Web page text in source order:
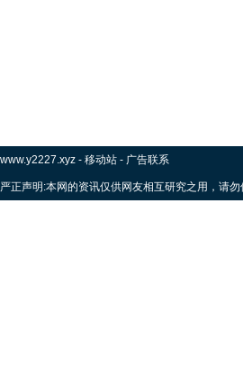
www.y2227.xyz - 移动站 - 广告联系
严正声明:本网的资讯仅供网友相互研究之用，请勿